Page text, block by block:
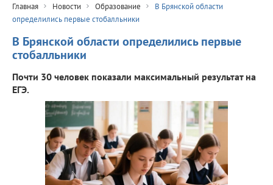
Главная Новости Образование
В Брянской области
определились первые стобалльники
В Брянской области определились первые
стобалльники
Почти 30 человек показали максимальный результат на
ЕГЭ.